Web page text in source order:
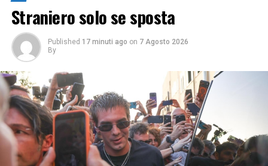
Straniero solo se sposta
Published 17 minuti ago on 7 Agosto 2026
By